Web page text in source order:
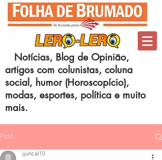
Notícias, Blog de Opinião,
artigos com colunistas, coluna
social, humor (Horoscopício),
modas, esportes, política e muito
mais.
Post
jjuncal10